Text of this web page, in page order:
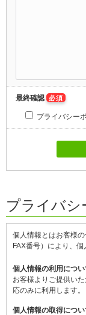
最終確認 必須
プライバシー
プライバシ
個人情報とはお客様
FAX番号）により、個
個人情報の利用につい
お客様よりご提供い
応のみに利用します。
個人情報の取得につい